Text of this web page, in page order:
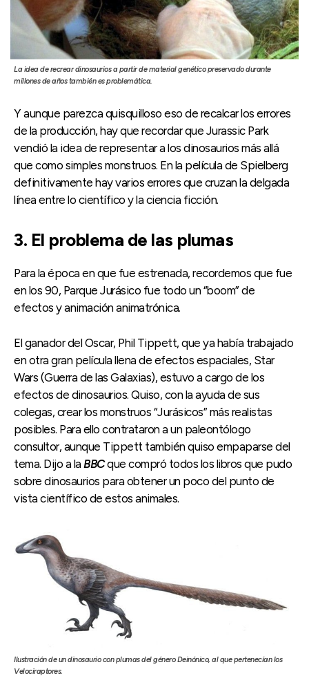
La idea de recrear dinosaurios a partir de material genético preservado durante
millones de años también es problemática.
Y aunque parezca quisquilloso eso de recalcar los errores
de la producción, hay que recordar que Jurassic Park
vendió la idea de representar a los dinosaurios más allá
que como simples monstruos. En la película de Spielberg
definitivamente hay varios errores que cruzan la delgada
línea entre lo científico y la ciencia ficción.
3. El problema de las plumas
Para la época en que fue estrenada, recordemos que fue
en los 90, Parque Jurásico fue todo un “boom” de
efectos y animación animatrónica.
El ganador del Oscar, Phil Tippett, que ya había trabajado
en otra gran película llena de efectos espaciales, Star
Wars (Guerra de las Galaxias), estuvo a cargo de los
efectos de dinosaurios. Quiso, con la ayuda de sus
colegas, crear los monstruos “Jurásicos” más realistas
posibles. Para ello contrataron a un paleontólogo
consultor, aunque Tippett también quiso empaparse del
tema. Dijo a la BBCque compró todos los libros que pudo
sobre dinosaurios para obtener un poco del punto de
vista científico de estos animales.
Ilustración de un dinosaurio con plumas del género Deinónico, al que pertenecían los
Velociraptores.